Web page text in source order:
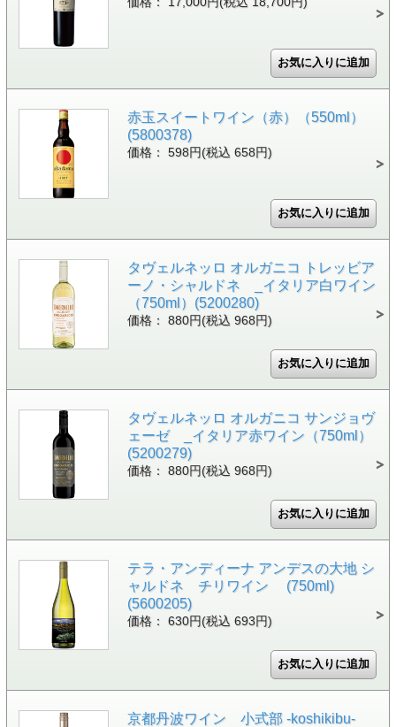
赤玉スイートワイン（赤）（550ml）
(5800378)
価格： 598円(税込 658円)
タヴェルネッロ オルガニコ トレッビア
ーノ・シャルドネ _イタリア白ワイン
（750ml）(5200280)
価格： 880円(税込 968円)
タヴェルネッロ オルガニコ サンジョヴ
ェーゼ _イタリア赤ワイン（750ml）
(5200279)
価格： 880円(税込 968円)
テラ・アンディーナ アンデスの大地 シ
ャルドネ チリワイン (750ml)
(5600205)
価格： 630円(税込 693円)
京都丹波ワイン 小式部 -koshikibu-